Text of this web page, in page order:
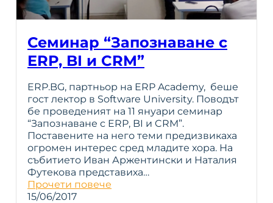
Семинар “Запознаване с
ERP, BI и CRM”
ERP.BG, партньор на ERP Academy, беше
гост лектор в Software University. Поводът
бе проведеният на 11 януари семинар
“Запознаване с ERP, BI и CRM”.
Поставените на него теми предизвикаха
огромен интерес сред младите хора. На
събитието Иван Аржентински и Наталия
Футекова предстaвиха…
Прочети повече
15/06/2017